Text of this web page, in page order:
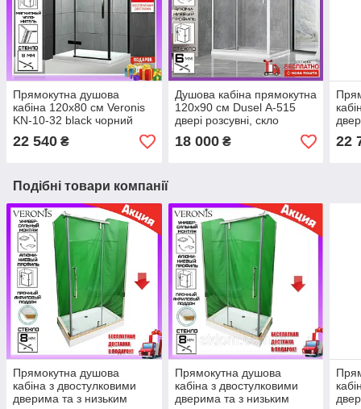
Прямокутна душова
кабіна 120х80 см Veronis
KN-10-32 black чорний
22 540 ₴
Душова кабіна прямокутна
120х90 см Dusel А-515
двері розсувні, скло
18 000₴ 22
Подібні товари компанії
Прямокутна душова
кабіна з двостулковими
дверима та з низьким
Прямокутна душова
кабіна з двостулковими
дверима та з низьким